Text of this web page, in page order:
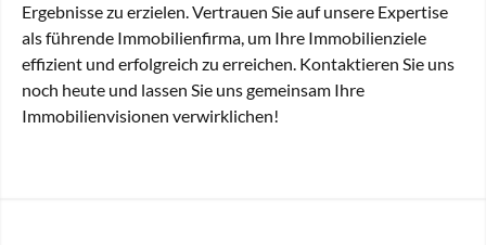
Ergebnisse zu erzielen. Vertrauen Sie auf unsere Expertise
als führende Immobilienfirma, um Ihre Immobilienziele
effizient und erfolgreich zu erreichen. Kontaktieren Sie uns
noch heute und lassen Sie uns gemeinsam Ihre
Immobilienvisionen verwirklichen!